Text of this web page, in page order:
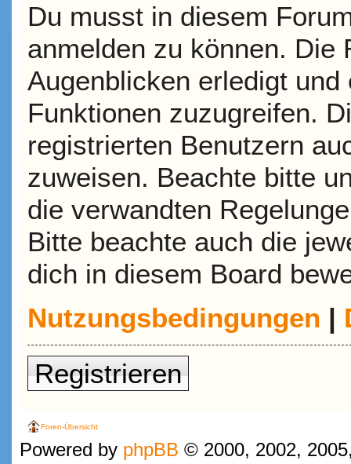
Du musst in diesem
anmelden zu können. Die
Augenblicken erledigt
Funktionen zuzugreifen.
registrierten Benutzern
zuweisen. Beachte bitte
die verwandten
Bitte beachte auch die
dich in diesem Board
Nutzungsbedingungen |
Registrieren
Foren-Übersicht
Powered by phpBB © 2000, 2002,